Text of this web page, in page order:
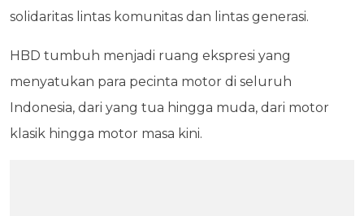
solidaritas lintas komunitas dan lintas generasi.
HBD tumbuh menjadi ruang ekspresi yang
menyatukan para pecinta motor di seluruh
Indonesia, dari yang tua hingga muda, dari motor
klasik hingga motor masa kini.